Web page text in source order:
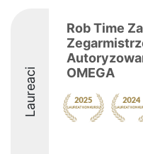
Laureaci
Rob Time
OMEGA